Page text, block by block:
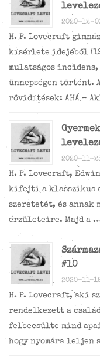
2020-12-
H. P. Lovecraft
kísérlete idejéből
mulatságos
ünnepségen történt.
rövidítések: AHÁ –
2020-11-
H. P. Lovecraft,
kifejti a
szeretetét, és annak
érzületeire. Majd a
#10
2020-11-
H. P. Lovecraft, aki
rendelkezett a
felbecsülte mind
hogy nyomára leljen